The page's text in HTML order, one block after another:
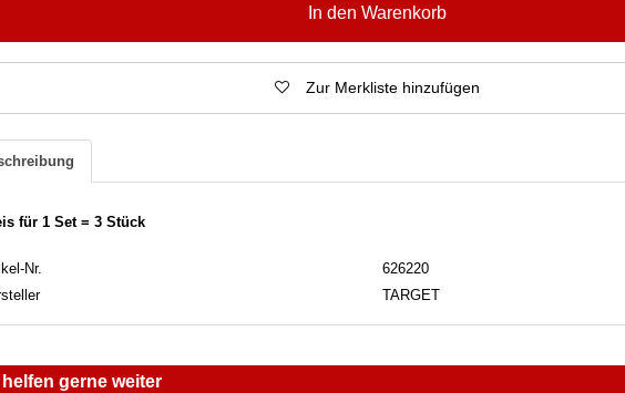
In den Warenkorb
Zur Merkliste hinzufügen
für 1 Set = 3 Stück
Nr.
626220
TARGET
gerne weiter